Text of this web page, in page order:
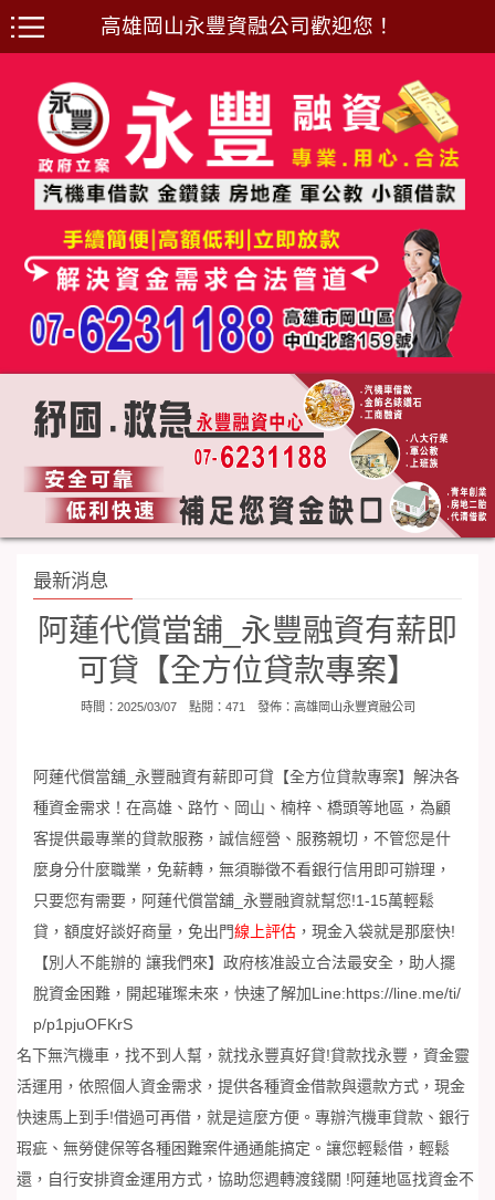
高雄岡山永豐資融公司歡迎您！
最新消息
阿蓮代償當舖_永豐融資有薪即
可貸【全方位貸款專案】
時間：2025/03/07 點閱：471 發佈： 高雄岡山永豐資融公司
阿蓮代償當舖_永豐融資有薪即可貸【全方位貸款專案】解決各
種資金需求！在高雄、路竹、岡山、楠梓、橋頭等地區，為顧
客提供最專業的貸款服務，誠信經營、服務親切，不管您是什
麼身分什麼職業，免薪轉，無須聯徵不看銀行信用即可辦理，
只要您有需要， 阿蓮代償當舖_永豐融資就幫您!1-15萬輕鬆
貸，額度好談好商量，免出門線上評估 ，現金入袋就是那麼快!
【別人不能辦的 讓我們來】政府核准設立合法最安全，助人擺
脫資金困難，開起璀璨未來，快速了解加Line:https://line.me/ti/
p/p1pjuOFKrS
名下無汽機車，找不到人幫，就找永豐真好貸!貸款找永豐，資金靈
活運用，依照個人資金需求，提供各種資金借款與還款方式，現金
快速馬上到手!借過可再借，就是這麼方便。專辦汽機車貸款、銀行
瑕疵、無勞健保等各種困難案件通通能搞定。讓您輕鬆借，輕鬆
還，自行安排資金運用方式，協助您週轉渡錢關 !阿蓮地區找資金不